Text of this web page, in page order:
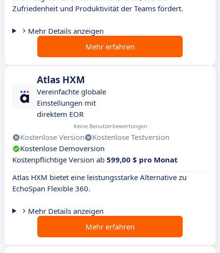
Zufriedenheit und Produktivität der Teams fördert.
Mehr Details anzeigen
Mehr erfahren
Atlas HXM
Vereinfachte globale
Einstellungen mit
direktem EOR
Keine Benutzerbewertungen
Kostenlose Version
Kostenlose Testversion
Kostenlose Demoversion
Kostenpflichtige Version ab 599,00 $ pro Monat
Atlas HXM bietet eine leistungsstarke Alternative zu
EchoSpan Flexible 360.
Mehr Details anzeigen
Mehr erfahren